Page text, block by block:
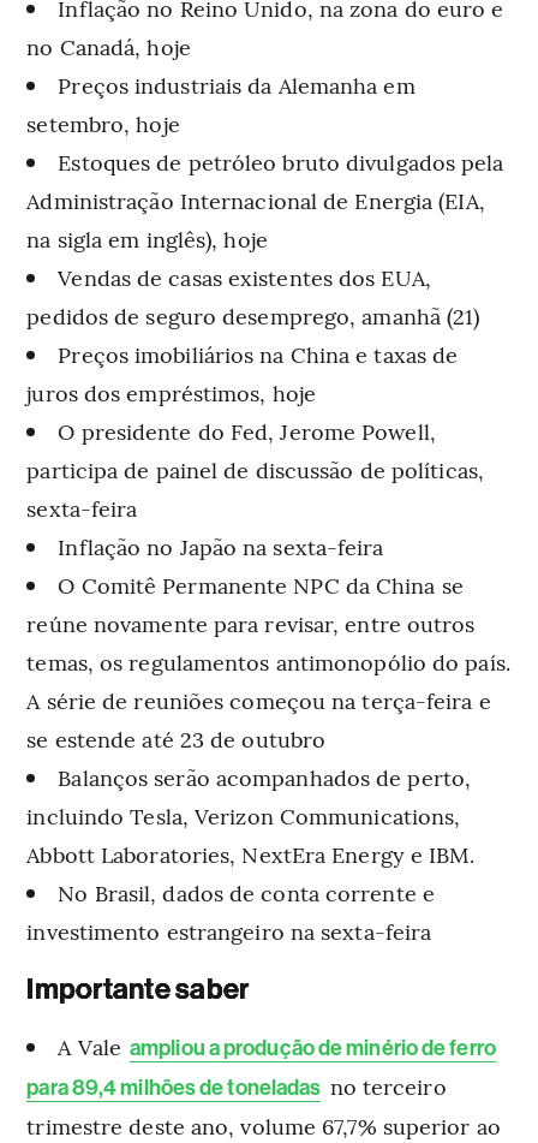
Inflação no Reino Unido, na zona do euro e
no Canadá, hoje
Preços industriais da Alemanha em
setembro, hoje
Estoques de petróleo bruto divulgados pela
Administração Internacional de Energia (EIA,
na sigla em inglês), hoje
Vendas de casas existentes dos EUA,
pedidos de seguro desemprego, amanhã (21)
Preços imobiliários na China e taxas de
juros dos empréstimos, hoje
O presidente do Fed, Jerome Powell,
participa de painel de discussão de políticas,
sexta-feira
Inflação no Japão na sexta-feira
O Comitê Permanente NPC da China se
reúne novamente para revisar, entre outros
temas, os regulamentos antimonopólio do país.
A série de reuniões começou na terça-feira e
se estende até 23 de outubro
Balanços serão acompanhados de perto,
incluindo Tesla, Verizon Communications,
Abbott Laboratories, NextEra Energy e IBM.
No Brasil, dados de conta corrente e
investimento estrangeiro na sexta-feira
Importante saber
A Vale ampliou a produção de minério de ferro
para 89,4 milhões de toneladas no terceiro
trimestre deste ano, volume 67,7% superior ao